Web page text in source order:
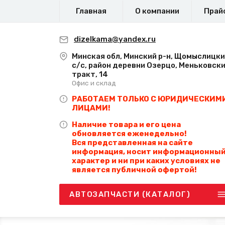
Главная О компании
dizelkama@yandex.ru
Минская обл, Минский р-н,
с/с, район деревни Озерцо,
тракт, 14
Офис и склад
РАБОТАЕМ ТОЛЬКО С
ЛИЦАМИ!
Наличие товара и его цена
обновляется еженедельно!
Вся представленная на сайте
информация, носит информационный
характер и ни при каких условиях не
является публичной офертой!
АВТОЗАПЧАСТИ (КАТАЛОГ)